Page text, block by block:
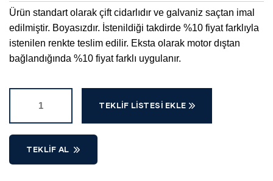
Ürün standart olarak çift cidarlıdır ve galvaniz saçtan imal
edilmiştir. Boyasızdır. İstenildiği takdirde %10 fiyat farklıyla
istenilen renkte teslim edilir. Eksta olarak motor dıştan
bağlandığında %10 fiyat farklı uygulanır.
TEKLIF LISTESI EKLE
TEKLIF AL